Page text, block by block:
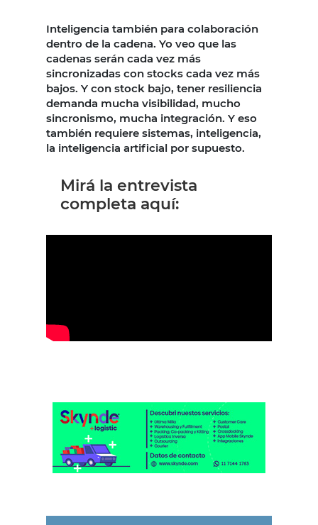
Inteligencia también para colaboración
dentro de la cadena. Yo veo que las
cadenas serán cada vez más
sincronizadas con stocks cada vez más
bajos. Y con stock bajo, tener resiliencia
demanda mucha visibilidad, mucho
sincronismo, mucha integración. Y eso
también requiere sistemas, inteligencia,
la inteligencia artificial por supuesto.
Mirá la entrevista
completa aquí: